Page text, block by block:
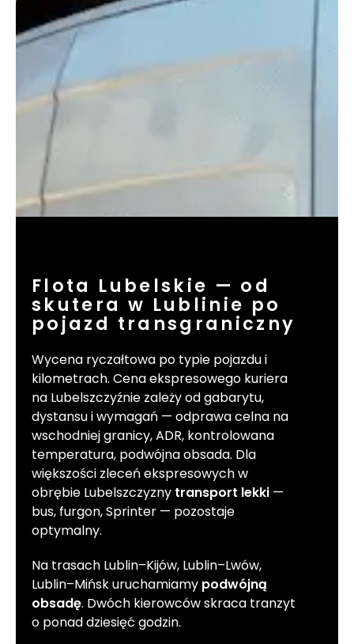
Flota Lubelskie — od
skutera w Lublinie po
pojazd transgraniczny
Wycena ryczałtowa po typie pojazdu i
kilometrach. Cena ekspresowego kuriera
na Lubelszczyźnie zależy od gabarytu,
dystansu i wymagań — odprawa celna na
wschodniej granicy, ADR, kontrolowana
temperatura, podwójna obsada. Dla
większości zleceń ekspresowych w
obrębie Lubelszczyzny transport lekki —
bus, furgon, Sprinter — pozostaje
optymalny.
Na trasach Lublin–Kijów, Lublin–Lwów,
Lublin–Mińsk uruchamiamy podwójną
obsadę. Dwóch kierowców skraca tranzyt
o ponad dziesięć godzin.